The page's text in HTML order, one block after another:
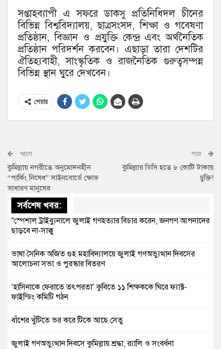
সপ্তাহব্যাপী এ সফরে ডাকসু প্রতিনিধিদল চীনের
বিভিন্ন বিশ্ববিদ্যালয়, ছাত্রসংসদ, শিক্ষা ও গবেষণা
প্রতিষ্ঠান, বিজ্ঞান ও প্রযুক্তি কেন্দ্র এবং অর্থনৈতিক
প্রতিষ্ঠান পরিদর্শন করবেন। এছাড়া তারা দেশটির
ঐতিহ্যবাহী, সাংস্কৃতিক ও রাজনৈতিক গুরুত্বসম্পন্ন
বিভিন্ন স্থান ঘুরে দেখবেন।
শেয়ার
আগে
কুমিল্লায় নগরীতে অনুমোদনহীন
“পার্কিং নিষেধ” সাইনবোর্ডে ক্ষোভ
সাধারণ মানুষের
পরে
কুমিল্লার ডিসি হতে ৮ কোটি টাকায়
চুক্তি!
সর্বশেষ খবর:
“স্পেশাল ট্রাইব্যুনালে জুলাই গণহত্যার বিচার করেন, জনগণ আপনাদের
ছাড়বে না-সাক্কু
ভাষা সৈনিক অজিত গুহ মহাবিদ্যালয়ে জুলাই গণঅভ্যুত্থান দিবসের
আলোচনা সভা ও পুরস্কার বিতরণ
‘হাসিনাকে ফেরাতে তৎপরতা’ কুবিতে ১১ শিক্ষককে ঘিরে ফ্যাক্ট-
ফাইন্ডিং কমিটি গঠন
বাঁশের খুঁটিতে ভর করে টিকে আছে সেতু
জুলাই গণঅভ্যুত্থান দিবসে কুমিল্লায় শ্রদ্ধা, র‍্যালি ও সংবর্ধনা